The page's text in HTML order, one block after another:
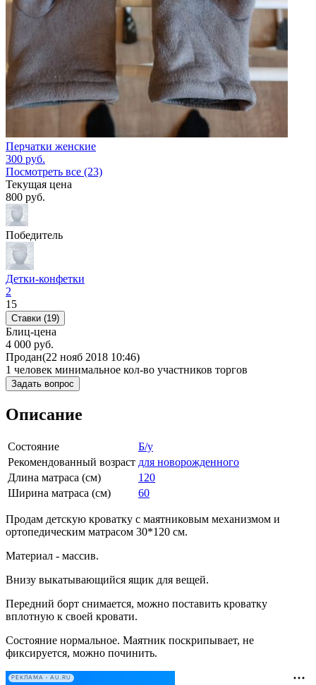
Перчатки женские
300 руб.
Посмотреть все (23)
Текущая цена
800 руб.
Победитель
Детки-конфетки
2
15
Ставки (19)
Блиц-цена
4 000 руб.
Продан(22 нояб 2018 10:46)
1 человек минимальное кол-во участников торгов
Задать вопрос
Описание
Состояние
Б/у
Рекомендованный возраст для новорожденного
Длина матраса (см)
120
Ширина матраса (см)
60
Продам детскую кроватку с маятниковым механизмом и
ортопедическим матрасом 30*120 см.
Материал - массив.
Внизу выкатывающийся ящик для вещей.
Передний борт снимается, можно поставить кроватку
вплотную к своей кровати.
Состояние нормальное. Маятник поскрипывает, не
фиксируется, можно починить.
РЕКЛАМА • AU.RU